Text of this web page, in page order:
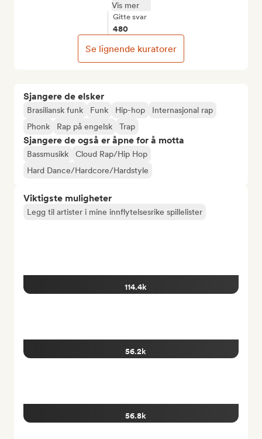
Sjangere de elsker
Brasiliansk funk Funk Hip-hop
Internasjonal rap
Phonk
Rap på engelsk Trap
Sjangere de også er åpne for å motta
Bassmusikk
Cloud Rap/Hip Hop
Hard Dance/Hardcore/Hardstyle
Viktigste muligheter
Legg til artister i mine innflytelsesrike spillelister
114.4k
56.2k
56.8k
Vis mer
Gitte svar
480
Se lignende kuratorer